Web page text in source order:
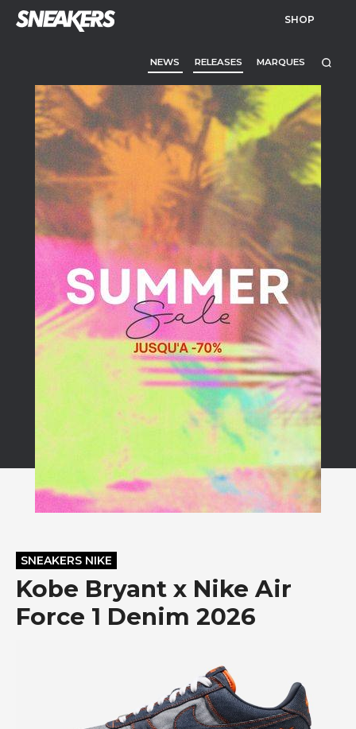
SHOP
NEWS RELEASES MARQUES
SNEAKERS NIKE
Kobe Bryant x Nike Air
Force 1 Denim 2026